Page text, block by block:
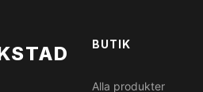
BUTIK
Alla produkter